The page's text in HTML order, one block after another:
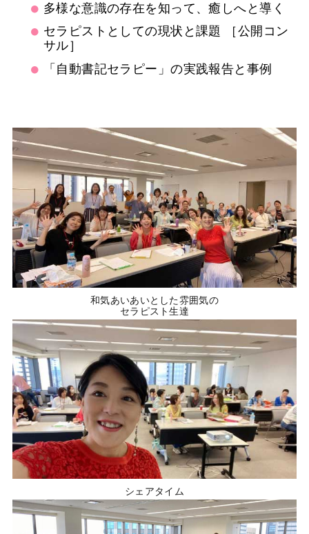
多様な意識の存在を知って、癒しへと導く
セラピストとしての現状と課題 ［公開コン
サル］
「自動書記セラピー」の実践報告と事例
和気あいあいとした雰囲気の
セラピスト生達
シェアタイム